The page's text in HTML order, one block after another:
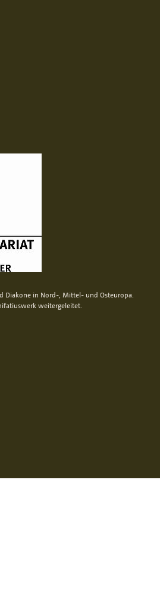
Diakone in Nord-, Mittel- und Osteuropa.
weitergeleitet.